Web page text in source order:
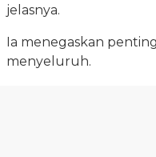
jelasnya.
Ia menegaskan
menyeluruh.